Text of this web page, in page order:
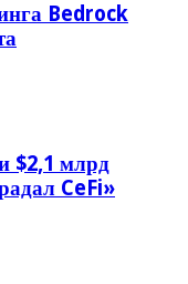
Bedrock
$2,1 млрд
CeFi»